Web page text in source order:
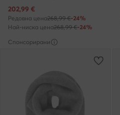
Актуална цена
202,99 €
Редовна цена268,99 €-24%
Най-ниска цена268,99 €-24%
Спонсорирани